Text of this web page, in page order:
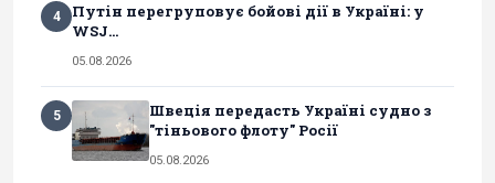
4
Путін перегруповує бойові дії в Україні: у
WSJ...
05.08.2026
5
Швеція передасть Україні судно з
"тіньового флоту" Росії
05.08.2026